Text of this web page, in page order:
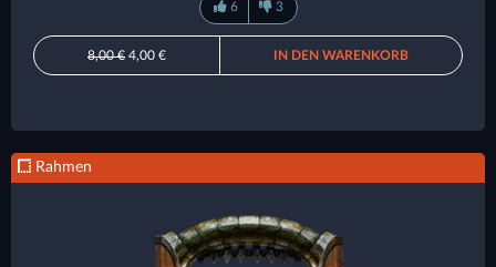
6 3
8,00 € 4,00 € IN DEN WARENKORB
Rahmen